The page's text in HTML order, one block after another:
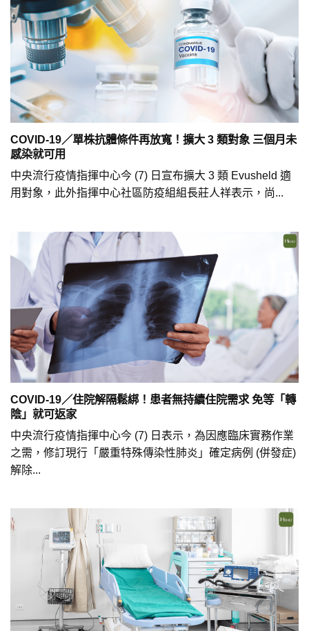
COVID-19／單株抗體條件再放寬！擴大 3 類對象 三個月未
感染就可用
中央流行疫情指揮中心今 (7) 日宣布擴大 3 類 Evusheld 適
用對象，此外指揮中心社區防疫組組長莊人祥表示，尚...
COVID-19／住院解隔鬆綁！患者無持續住院需求 免等「轉
陰」就可返家
中央流行疫情指揮中心今 (7) 日表示，為因應臨床實務作業
之需，修訂現行「嚴重特殊傳染性肺炎」確定病例 (併發症)
解除...